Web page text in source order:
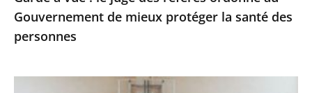
protéger
la
des
Gouvernement de mieux protéger la santé des
personnes